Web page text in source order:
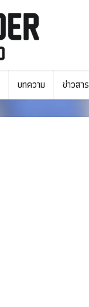
บทความ ข่าวสาร